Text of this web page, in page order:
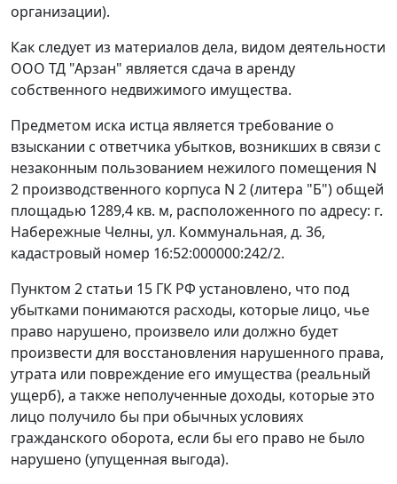
организации).
Как следует из материалов дела, видом деятельности
ООО ТД "Арзан" является сдача в аренду
собственного недвижимого имущества.
Предметом иска истца является требование о
взыскании с ответчика убытков, возникших в связи с
незаконным пользованием нежилого помещения N
2 производственного корпуса N 2 (литера "Б") общей
площадью 1289,4 кв. м, расположенного по адресу: г.
Набережные Челны, ул. Коммунальная, д. 36,
кадастровый номер 16:52:000000:242/2.
Пунктом 2 статьи 15 ГК РФ установлено, что под
убытками понимаются расходы, которые лицо, чье
право нарушено, произвело или должно будет
произвести для восстановления нарушенного права,
утрата или повреждение его имущества (реальный
ущерб), а также неполученные доходы, которые это
лицо получило бы при обычных условиях
гражданского оборота, если бы его право не было
нарушено (упущенная выгода).